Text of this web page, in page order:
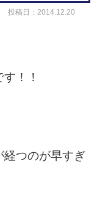
投稿日：2014.12.20
！！
つのが早すぎ